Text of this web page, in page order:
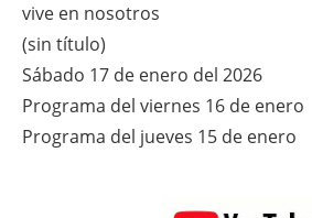
vive en nosotros
(sin título)
Sábado 17 de enero del 2026
Programa del viernes 16 de enero
Programa del jueves 15 de enero